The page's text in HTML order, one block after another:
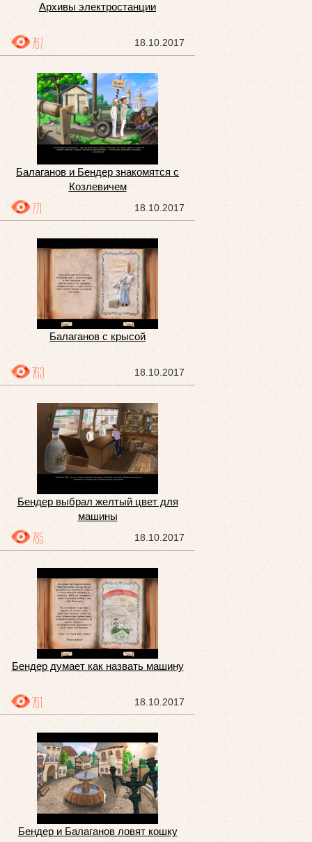
Архивы электростанции
18.10.2017
767
Балаганов и Бендер знакомятся с
Козлевичем
18.10.2017
771
Балаганов с крысой
18.10.2017
763
Бендер выбрал желтый цвет для
машины
18.10.2017
785
Бендер думает как назвать машину
18.10.2017
761
Бендер и Балаганов ловят кошку